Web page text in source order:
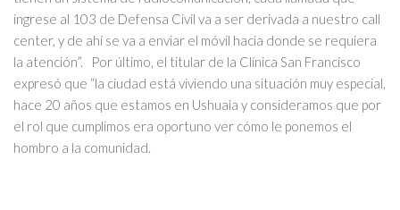
ingrese al 103 de Defensa Civil va a ser derivada a nuestro call
center, y de ahí se va a enviar el móvil hacia donde se requiera
la atención”. Por último, el titular de la Clínica San Francisco
expresó que “la ciudad está viviendo una situación muy especial,
hace 20 años que estamos en Ushuaia y consideramos que por
el rol que cumplimos era oportuno ver cómo le ponemos el
hombro a la comunidad.